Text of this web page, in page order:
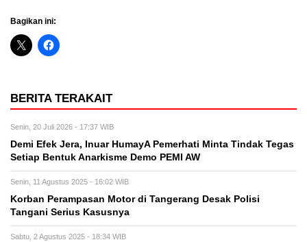
Bagikan ini:
BERITA TERAKAIT
Senin, 20 Juli 2026 - 17:37 WIB
Demi Efek Jera, Inuar HumayA Pemerhati Minta Tindak Tegas
Setiap Bentuk Anarkisme Demo PEMI AW
Senin, 11 Agustus 2025 - 16:02 WIB
Korban Perampasan Motor di Tangerang Desak Polisi
Tangani Serius Kasusnya
Sabtu, 2 Agustus 2025 - 18:34 WIB